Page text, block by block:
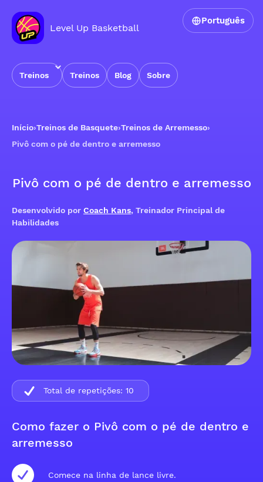
Level Up Basketball
Treinos Treinos Blog Sobre
Português
Início›Treinos de Basquete›Treinos de Arremesso›
Pivô com o pé de dentro e arremesso
Pivô com o pé de dentro e arremesso
Desenvolvido por Coach Kans, Treinador Principal de
Habilidades
Como fazer o Pivô com o pé de dentro e
arremesso
Comece na linha de lance livre.
Total de repetições: 10